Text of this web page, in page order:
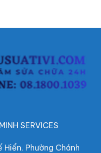
SERVICES
Phường Chánh